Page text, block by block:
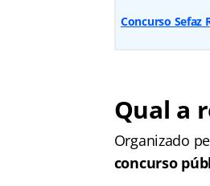
Concurso Sefaz
Qual a
Organizado
concurso